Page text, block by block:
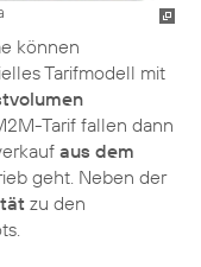
können
Tarifmodell mit
Tarif fallen dann
aus dem
geht. Neben der
zu den